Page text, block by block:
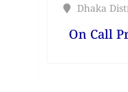
Dhaka
On Call